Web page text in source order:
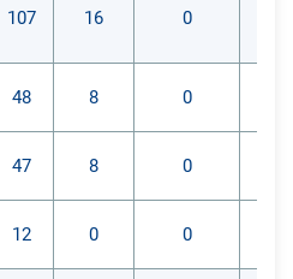
107 16 0
48 8 0
47 8 0
12 0 0